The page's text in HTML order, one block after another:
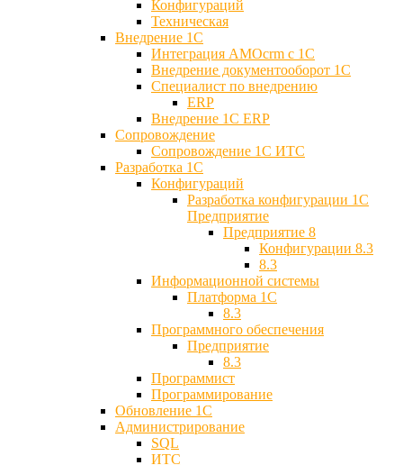
Конфигураций
Техническая
Внедрение 1С
Интеграция AMOcrm с 1C
Внедрение документооборот 1С
Специалист по внедрению
ERP
Внедрение 1С ERP
Cопровождение
Cопровождение 1С ИТС
Разработка 1C
Конфигураций
Разработка конфигурации 1С
Предприятие
Предприятие 8
Конфигурации 8.3
8.3
Информационной системы
Платформа 1С
8.3
Программного обеспечения
Предприятие
8.3
Программист
Программирование
Обновление 1С
Администрирование
SQL
ИТС